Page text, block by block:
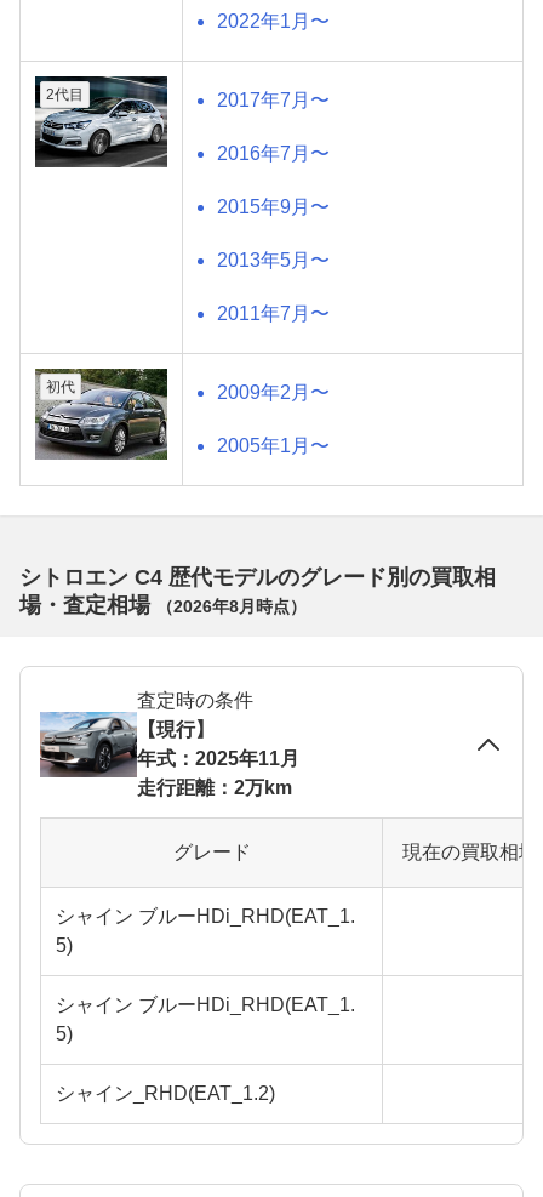
2022年1月〜
2代目 2017年7月〜
2016年7月〜
2015年9月〜
2013年5月〜
2011年7月〜
初代 2009年2月〜
2005年1月〜
シトロエン C4 歴代モデルのグレード別の買取相
場・査定相場
（2026年8月 時点）
査定時の条件
【現行】
年式：2025年11月
走行距離：2万km
グレード 現在の買取相
シャイン ブルーHDi_RHD(EAT_1.
5)
シャイン ブルーHDi_RHD(EAT_1.
5)
シャイン_RHD(EAT_1.2)